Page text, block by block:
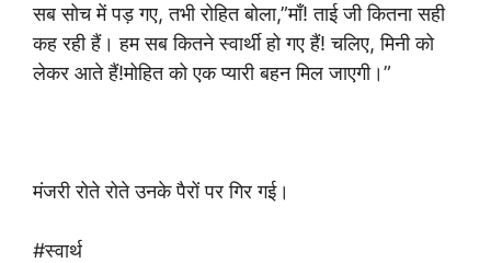
सब सोच में पड़ गए, तभी रोहित बोला,”माँ! ताई जी कितना सही
कह रही हैं। हम सब कितने स्वार्थी हो गए हैं! चलिए, मिनी को
लेकर आते हैं!मोहित को एक प्यारी बहन मिल जाएगी।”
मंजरी रोते रोते उनके पैरों पर गिर गई।
#स्वार्थ